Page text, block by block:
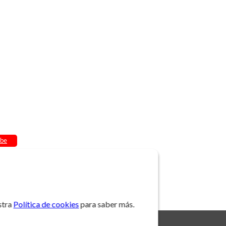
Política de cookiespara saber más.